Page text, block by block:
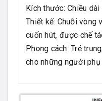
Kích thước: Chiều
Thiết kế: Chuỗi vòng
cuốn hút, được chế
Phong cách: Trẻ
cho những người